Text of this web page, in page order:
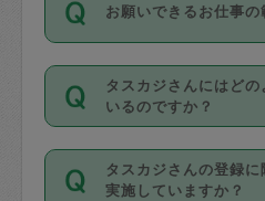
銀行振込や現金払い
なお、タスカジさん
金のご請求と合わせ
動計算で表示されま
（例：毎週定期の場
ンセルが有償（1200
は２回以上のキャン
たり３時間です。
・ＡＭ ９時～１
・ＰＭ １３時～１
・夜 １８時～２
開始時間を２時間前
お願いできるお仕事の
掃除、整理収納、洗
作り置きです。タス
きる仕事の範囲が異
する前にタスカジさ
確認してください。
タスカジさんにはど
いるのですか？
主婦として長年の家
方、栄養士・調理師
タスカジさんの登録
実施していますか？